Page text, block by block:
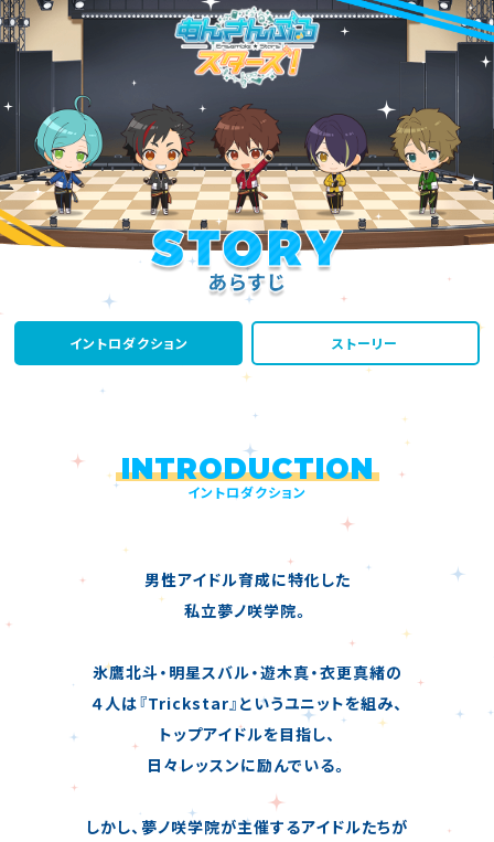
イントロダクション ストーリー
INTRODUCTION
イントロダクション
男性アイドル育成に特化した
私立夢ノ咲学院。
氷鷹北斗・明星スバル・遊木真・衣更真緒の
４人は『Trickstar』というユニットを組み、
トップアイドルを目指し、
日々レッスンに励んでいる。
しかし、夢ノ咲学院が主催するアイドルたちが